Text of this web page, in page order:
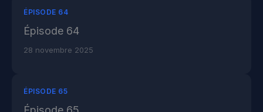
ÉPISODE 64
Épisode 64
28 novembre 2025
ÉPISODE 65